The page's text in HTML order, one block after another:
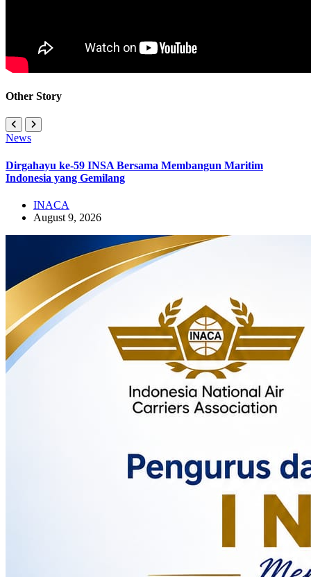
Other Story
News
Dirgahayu ke-59 INSA Bersama Membangun Maritim
Indonesia yang Gemilang
INACA
August 9, 2026